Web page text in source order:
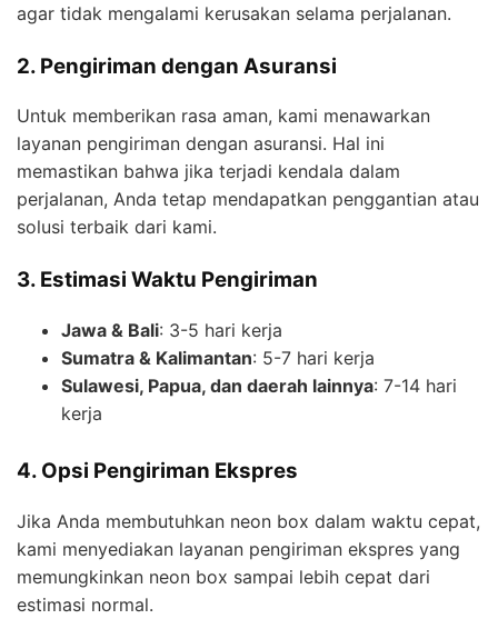
agar tidak mengalami kerusakan selama perjalanan.
2. Pengiriman dengan Asuransi
Untuk memberikan rasa aman, kami menawarkan
layanan pengiriman dengan asuransi. Hal ini
memastikan bahwa jika terjadi kendala dalam
perjalanan, Anda tetap mendapatkan penggantian atau
solusi terbaik dari kami.
3. Estimasi Waktu Pengiriman
Jawa & Bali: 3-5 hari kerja
Sumatra & Kalimantan: 5-7 hari kerja
Sulawesi, Papua, dan daerah lainnya: 7-14 hari
kerja
4. Opsi Pengiriman Ekspres
Jika Anda membutuhkan neon box dalam waktu cepat,
kami menyediakan layanan pengiriman ekspres yang
memungkinkan neon box sampai lebih cepat dari
estimasi normal.